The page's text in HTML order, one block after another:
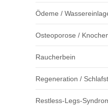
Ödeme /
Osteoporose /
Raucherbein
Regeneration /
Restless-Legs-